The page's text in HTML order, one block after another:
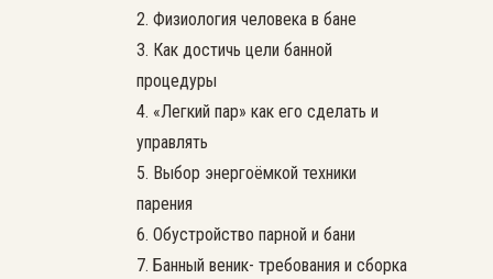
2. Физиология человека в бане
3. Как достичь цели банной
процедуры
4. «Легкий пар» как его сделать и
управлять
5. Выбор энергоёмкой техники
парения
6. Обустройство парной и бани
7. Банный веник- требования и сборка